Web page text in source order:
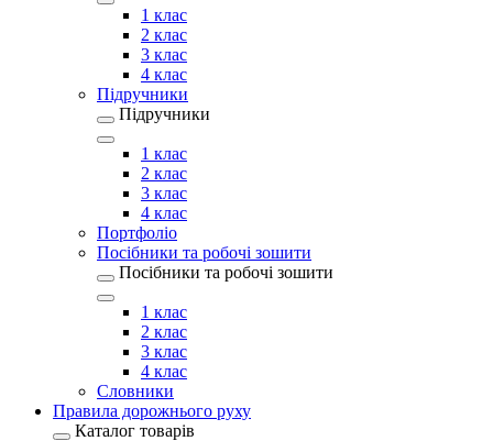
1 клас
2 клас
3 клас
4 клас
Підручники
Підручники
1 клас
2 клас
3 клас
4 клас
Портфоліо
Посібники та робочі зошити
Посібники та робочі зошити
1 клас
2 клас
3 клас
4 клас
Словники
Правила дорожнього руху
Каталог товарів